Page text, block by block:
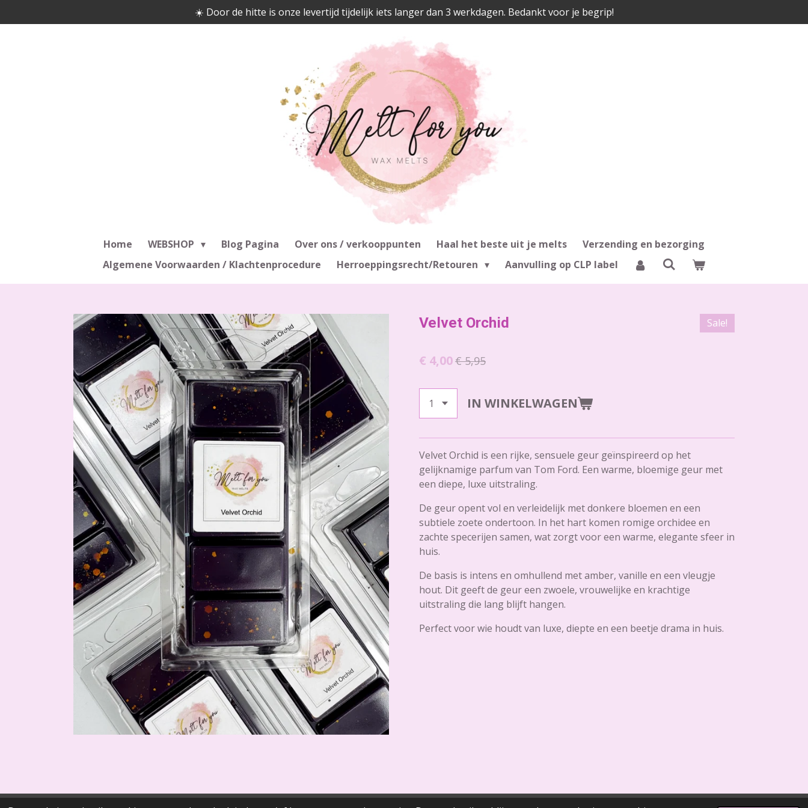
direct
☀️ Door de hitte is onze levertijd tijdelijk iets langer dan 3 werkdagen. Bedankt voor je begrip!
Home WEBSHOP Blog Pagina Over ons / verkooppunten Haal het beste uit je melts
Verzending en bezorging
Algemene Voorwaarden / Klachtenprocedure
Herroeppingsrecht/Retouren Aanvulling op CLP label
Velvet Orchid Sale!
€ 4,00€ 5,95
IN WINKELWAGEN
Velvet Orchid is een rijke, sensuele geur geïnspireerd op het
gelijknamige parfum van Tom Ford. Een warme, bloemige geur met
een diepe, luxe uitstraling.
De geur opent vol en verleidelijk met donkere bloemen en een
subtiele zoete ondertoon. In het hart komen romige orchidee en
zachte specerijen samen, wat zorgt voor een warme, elegante sfeer in
huis.
De basis is intens en omhullend met amber, vanille en een vleugje
hout. Dit geeft de geur een zwoele, vrouwelijke en krachtige
uitstraling die lang blijft hangen.
Perfect voor wie houdt van luxe, diepte en een beetje drama in huis.